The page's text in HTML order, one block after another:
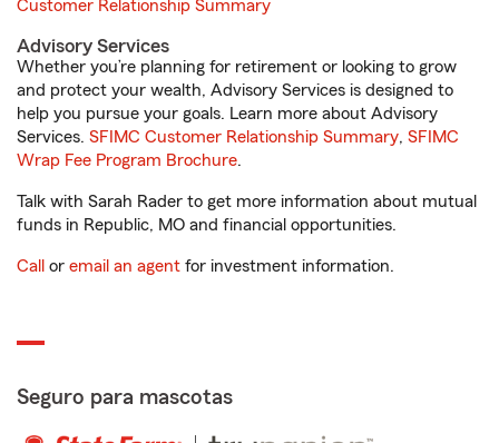
Customer Relationship Summary
Advisory Services
Whether you’re planning for retirement or looking to grow
and protect your wealth, Advisory Services is designed to
help you pursue your goals. Learn more about Advisory
Services. SFIMC Customer Relationship Summary, SFIMC
Wrap Fee Program Brochure.
Talk with Sarah Rader to get more information about mutual
funds in Republic, MO and financial opportunities.
Call or email an agent for investment information.
Seguro para mascotas